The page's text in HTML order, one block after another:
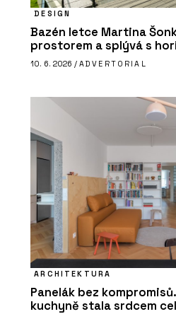
DESIGN
Bazén letce Martina
prostorem a splývá s
10. 6. 2026 / ADVERTORIAL
ARCHITEKTURA
Panelák bez
kuchyně stala srdcem